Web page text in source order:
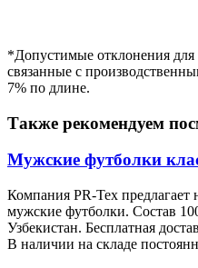
*Допустимые отклонения
связанные с
7% по длине.
Также рекомендуем
Мужские футболки
Компания PR-Tex предлагает
мужские футболки. Состав
Узбекистан. Бесплатная
В наличии на складе